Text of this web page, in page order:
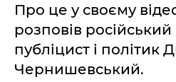
Про це у своєму
розповів російський
публіцист і політик
Чернишевський.